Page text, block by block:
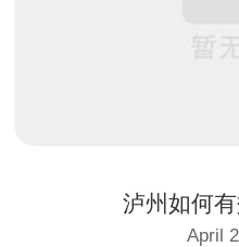
泸州如何
April